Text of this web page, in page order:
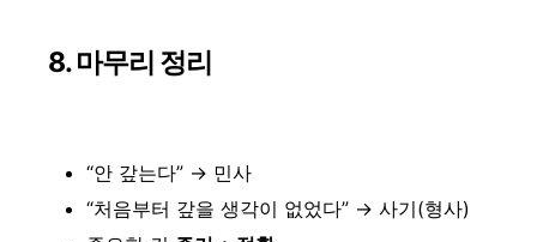
8. 마무리 정리
“안 갚는다” → 민사
“처음부터 갚을 생각이 없었다” → 사기(형사)